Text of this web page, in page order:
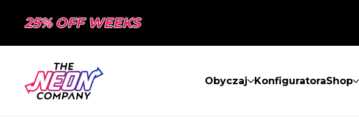
25% OFF WEEKS
Obyczaj KonfiguratoraShop